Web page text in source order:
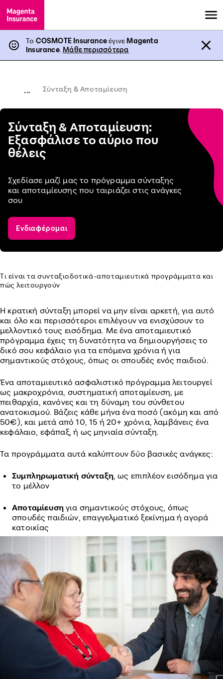
Το COSMOTE InsuranceέγινεMagenta
Insurance. Μάθε περισσότερα
... Σύνταξη & Αποταμίευση
Σύνταξη & Αποταμίευση:
Εξασφάλισε το αύριο που
θέλεις
Σχεδίασε μαζί μας το πρόγραμμα σύνταξης
και αποταμίευσης που ταιριάζει στις ανάγκες
σου
Ενδιαφέρομαι
Τι είναι τα συνταξιοδοτικά-αποταμιευτικά προγράμματα και
πώς λειτουργούν
Η κρατική σύνταξη μπορεί να μην είναι αρκετή, για αυτό
και όλο και περισσότεροι επιλέγουν να ενισχύσουν το
μελλοντικό τους εισόδημα. Με ένα αποταμιευτικό
πρόγραμμα έχεις τη δυνατότητα να δημιουργήσεις το
δικό σου κεφάλαιο για τα επόμενα χρόνια ή για
σημαντικούς στόχους, όπως οι σπουδές ενός παιδιού.
Ένα αποταμιευτικό ασφαλιστικό πρόγραμμα λειτουργεί
ως μακροχρόνια, συστηματική αποταμίευση, με
πειθαρχία, κανόνες και τη δύναμη του σύνθετου
ανατοκισμού. Βάζεις κάθε μήνα ένα ποσό (ακόμη και από
50€), και μετά από 10, 15 ή 20+ χρόνια, λαμβάνεις ένα
κεφάλαιο, εφάπαξ, ή ως μηνιαία σύνταξη.
Τα προγράμματα αυτά καλύπτουν δύο βασικές ανάγκες:
Συμπληρωματική σύνταξη, ως επιπλέον εισόδημα για
το μέλλον
Αποταμίευσηγια σημαντικούς στόχους, όπως
σπουδές παιδιών, επαγγελματικό ξεκίνημα ή αγορά
κατοικίας